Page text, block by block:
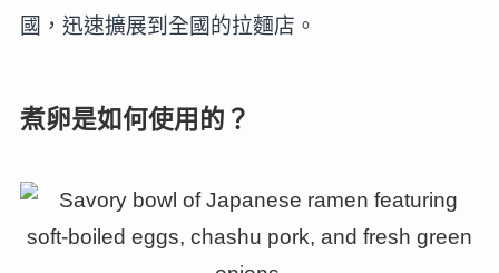
國，迅速擴展到全國的拉麵店。
煮卵是如何使用的？